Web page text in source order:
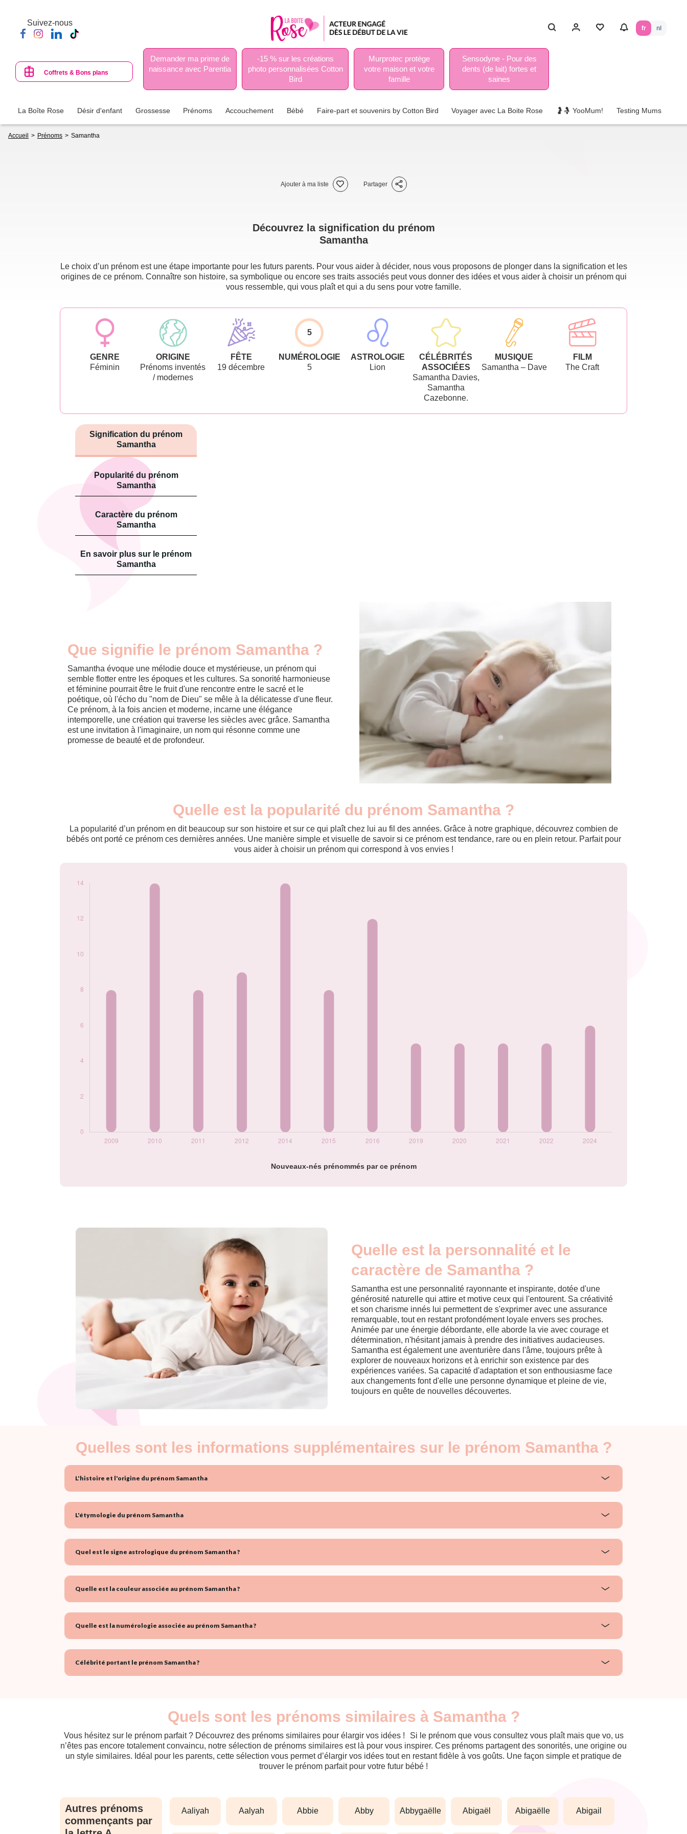
contenu
principal
Suivez-nous
fr nl
Coffrets & Bons plans
Demander ma prime de
naissance avec Parentia
-15 % sur les créations
photo personnalisées Cotton
Bird
Murprotec protège
votre maison et votre
famille
Sensodyne - Pour des
dents (de lait) fortes et
saines
La Boîte Rose Désir d'enfant Grossesse Prénoms Accouchement Bébé Faire-part et souvenirs by Cotton Bird Voyager avec La Boite Rose 🤰🤱 YooMum! Testing Mums
d'Ariane
Accueil Prénoms Samantha
Ajouter à ma liste Partager
Découvrez la signification du prénom
Samantha
Le choix d’un prénom est une étape importante pour les futurs parents. Pour vous aider à décider, nous vous proposons de plonger dans la signification et les
origines de ce prénom. Connaître son histoire, sa symbolique ou encore ses traits associés peut vous donner des idées et vous aider à choisir un prénom qui
vous ressemble, qui vous plaît et qui a du sens pour votre famille.
GENRE
Féminin
ORIGINE
Prénoms inventés
/ modernes
FÊTE
19 décembre
5
NUMÉROLOGIE
5
ASTROLOGIE
Lion
CÉLÉBRITÉS
ASSOCIÉES
Samantha Davies,
Samantha
Cazebonne.
MUSIQUE
Samantha – Dave
FILM
The Craft
Signification du prénom
Samantha
Popularité du prénom
Samantha
Caractère du prénom
Samantha
En savoir plus sur le prénom
Samantha
Que signifie le prénom Samantha ?
Samantha évoque une mélodie douce et mystérieuse, un prénom qui
semble flotter entre les époques et les cultures. Sa sonorité harmonieuse
et féminine pourrait être le fruit d'une rencontre entre le sacré et le
poétique, où l'écho du "nom de Dieu" se mêle à la délicatesse d'une fleur.
Ce prénom, à la fois ancien et moderne, incarne une élégance
intemporelle, une création qui traverse les siècles avec grâce. Samantha
est une invitation à l'imaginaire, un nom qui résonne comme une
promesse de beauté et de profondeur.
Quelle est la popularité du prénom Samantha ?
La popularité d’un prénom en dit beaucoup sur son histoire et sur ce qui plaît chez lui au fil des années. Grâce à notre graphique, découvrez combien de
bébés ont porté ce prénom ces dernières années. Une manière simple et visuelle de savoir si ce prénom est tendance, rare ou en plein retour. Parfait pour
vous aider à choisir un prénom qui correspond à vos envies !
Nouveaux-nés prénommés par ce prénom
par année
2009
8
2010
14
2015
8
2020
2024
Quelle est la personnalité et le
caractère de Samantha ?
Samantha est une personnalité rayonnante et inspirante, dotée d'une
générosité naturelle qui attire et motive ceux qui l'entourent. Sa créativité
et son charisme innés lui permettent de s'exprimer avec une assurance
remarquable, tout en restant profondément loyale envers ses proches.
Animée par une énergie débordante, elle aborde la vie avec courage et
détermination, n'hésitant jamais à prendre des initiatives audacieuses.
Samantha est également une aventurière dans l'âme, toujours prête à
explorer de nouveaux horizons et à enrichir son existence par des
expériences variées. Sa capacité d'adaptation et son enthousiasme face
aux changements font d'elle une personne dynamique et pleine de vie,
toujours en quête de nouvelles découvertes.
Quelles sont les informations supplémentaires sur le prénom Samantha ?
L'histoire et l'origine du prénom Samantha
L'étymologie du prénom Samantha
Quel est le signe astrologique du prénom Samantha ?
Quelle est la couleur associée au prénom Samantha ?
Quelle est la numérologie associée au prénom Samantha ?
Célébrité portant le prénom Samantha ?
Quels sont les prénoms similaires à Samantha ?
Vous hésitez sur le prénom parfait ? Découvrez des prénoms similaires pour élargir vos idées ! Si le prénom que vous consultez vous plaît mais que vo, us
n’êtes pas encore totalement convaincu, notre sélection de prénoms similaires est là pour vous inspirer. Ces prénoms partagent des sonorités, une origine ou
un style similaires. Idéal pour les parents, cette sélection vous permet d’élargir vos idées tout en restant fidèle à vos goûts. Une façon simple et pratique de
trouver le prénom parfait pour votre futur bébé !
Autres prénoms
commençants par
aaliyah aalyah abbie abby abbygaëlle abigaël abigaëlle abigail